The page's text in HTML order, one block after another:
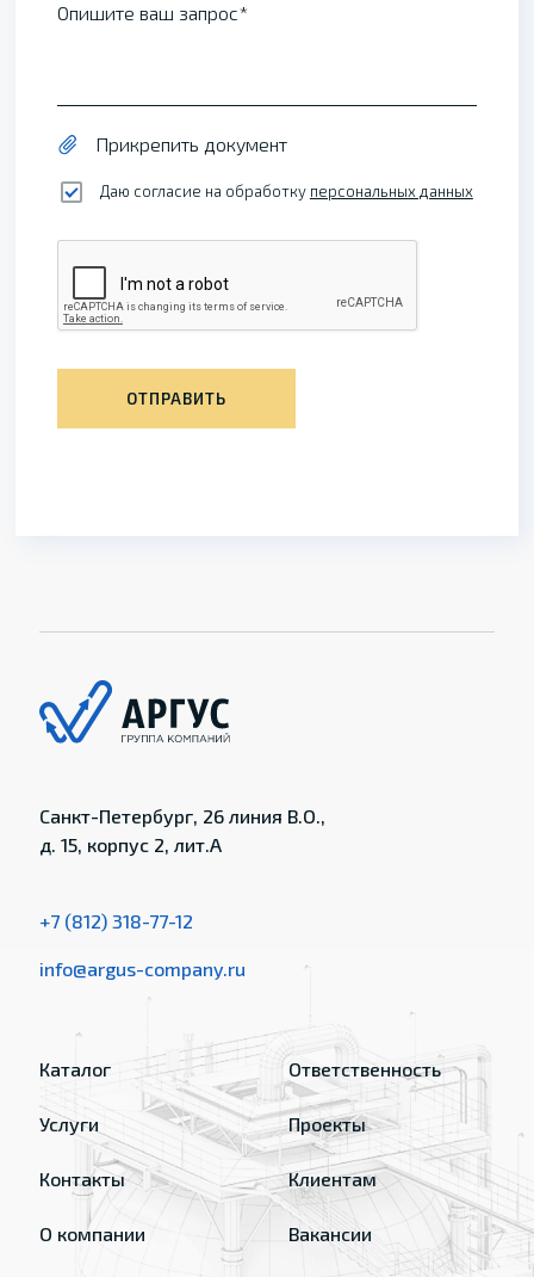
Опишите ваш запрос
Прикрепить документ
Даю согласие на обработку персональных данных
ОТПРАВИТЬ
Санкт-Петербург, 26 линия В.О.,
д. 15, корпус 2, лит.А
+7 (812) 318-77-12
info@argus-company.ru
Каталог
Услуги
Контакты
О компании
Ответственность
Проекты
Клиентам
Вакансии